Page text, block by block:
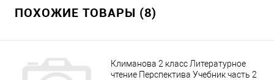
ПОХОЖИЕ ТОВАРЫ (8)
Климанова 2 класс Литературное
чтение Перспектива Учебник часть 2